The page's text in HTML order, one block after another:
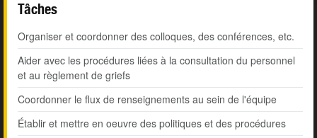
Tâches
Organiser et coordonner des colloques, des conférences, etc.
Aider avec les procédures liées à la consultation du personnel
et au règlement de griefs
Coordonner le flux de renseignements au sein de l'équipe
Établir et mettre en oeuvre des politiques et des procédures